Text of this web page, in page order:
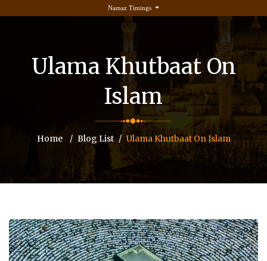
Namaz Timings
Ulama Khutbaat On
Islam
Home Blog List Ulama Khutbaat On Islam